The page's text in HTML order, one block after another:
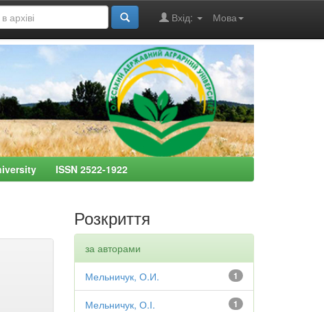
Мова
Вхід:
ISSN 2522-1922
Розкриття
за авторами
1
Мельничук, О.И.
1
Мельничук, О.І.